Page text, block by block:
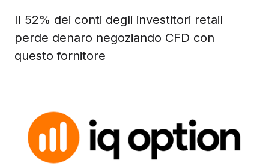
Il 52% dei conti degli investitori retail
perde denaro negoziando CFD con
questo fornitore